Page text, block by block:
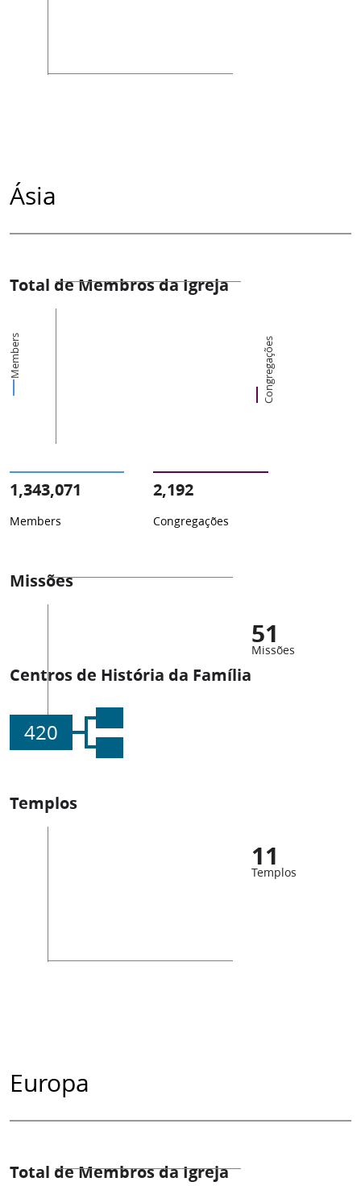
Ásia
Total de Membros da Igreja
Members Congregações
1,343,071
Members
2,192
Congregações
Missões
51
Missões
Centros de História da Família
420
Templos
11
Templos
Europa
Total de Membros da Igreja